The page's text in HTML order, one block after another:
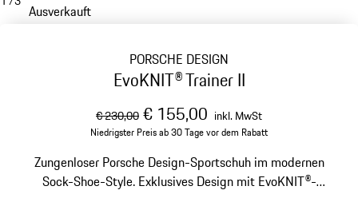
Ausverkauft
PORSCHE DESIGN
EvoKNIT® Trainer II
ursprünglicher Preis
€ 230,00Verkaufspreis
€ 155,00 inklusive
inkl. MwSt
Niedrigster Preis ab 30 Tage vor dem Rabatt
Zungenloser Porsche Design-Sportschuh im modernen
Sock-Shoe-Style. Exklusives Design mit EvoKNIT®-